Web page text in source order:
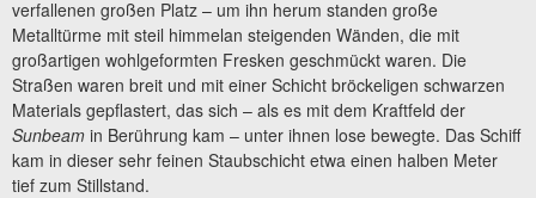
verfallenen großen Platz – um ihn herum standen große
Metalltürme mit steil himmelan steigenden Wänden, die mit
großartigen wohlgeformten Fresken geschmückt waren. Die
Straßen waren breit und mit einer Schicht bröckeligen schwarzen
Materials gepflastert, das sich – als es mit dem Kraftfeld der
Sunbeam in Berührung kam – unter ihnen lose bewegte. Das Schiff
kam in dieser sehr feinen Staubschicht etwa einen halben Meter
tief zum Stillstand.